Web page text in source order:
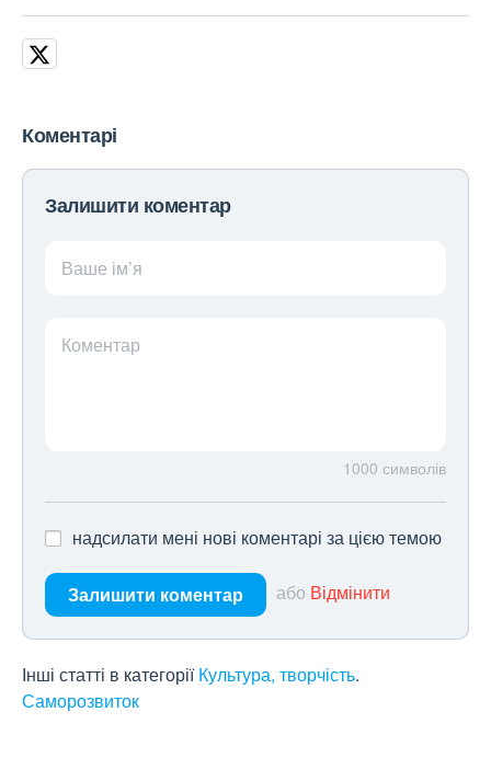
Коментарі
Залишити коментар
Ваше ім’я
Коментар
1000 символів
надсилати мені нові коментарі за цією темою
Залишити коментар або Відмінити
Інші статті в категорії Культура, творчість
Саморозвиток